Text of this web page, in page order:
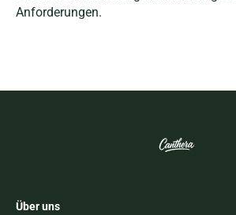
Anforderungen.
Über uns